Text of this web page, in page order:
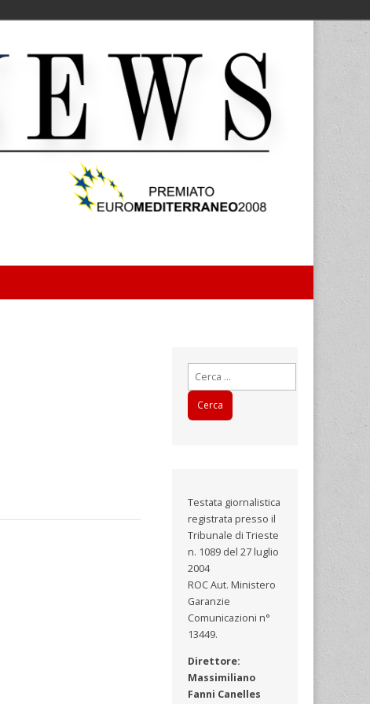
Ricerca
per:
Testata giornalistica
registrata presso il
Tribunale di Trieste
n. 1089 del 27 luglio
2004
ROC Aut. Ministero
Garanzie
Comunicazioni n°
13449.
Direttore:
Massimiliano
Fanni Canelles